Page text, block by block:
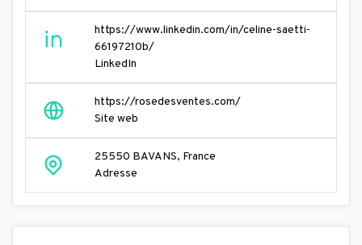
https://www.linkedin.com/in/celine-saetti-
66197210b/
LinkedIn
https://rosedesventes.com/
Site web
25550 BAVANS, France
Adresse